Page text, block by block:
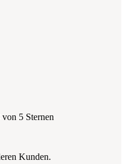
5 Sternen
Kunden.